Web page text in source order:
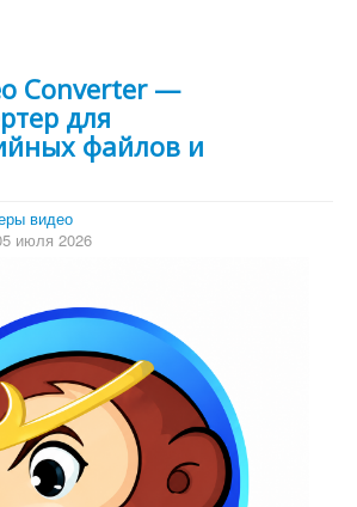
Converter —
для
файлов и
видео
июля 2026